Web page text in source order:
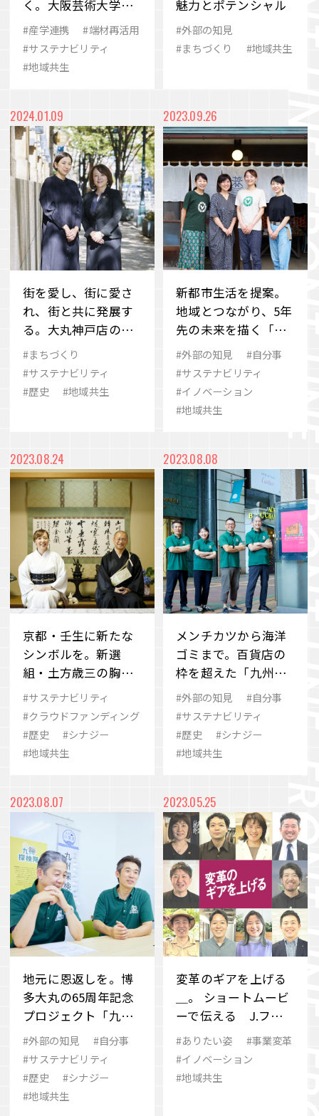
く。大阪芸術大学×
J.フロント建装のア
ップサイクルプロジ
ェクト
#産学連携
#端材再活用
#サステナビリティ
#地域共生
魅力とポテンシャル
#外部の知見
#まちづくり
#地域共生
2024.01.09
街を愛し、街に愛さ
れ、街と共に発展す
る。大丸神戸店の唯
一無二の歴史とこれ
から
#まちづくり
#サステナビリティ
#歴史
#地域共生
2023.09.26
新都市生活を提案。
地域とつながり、5年
先の未来を描く「未
来定番研究所」
#外部の知見
#自分事
#サステナビリティ
#イノベーション
#地域共生
2023.08.24
京都・壬生に新たな
シンボルを。新選
組・土方歳三の胸像
建立プロジェクトに
迫る
#サステナビリティ
#クラウドファンディング
#歴史
#シナジー
#地域共生
2023.08.08
メンチカツから海洋
ゴミまで。百貨店の
枠を超えた「九州探
検隊」の幅広い活動
を知る
#外部の知見
#自分事
#サステナビリティ
#歴史
#シナジー
#地域共生
2023.08.07
地元に恩返しを。博
多大丸の65周年記念
プロジェクト「九州
探検隊」のこれまで
とこれから
#外部の知見
#自分事
#サステナビリティ
#歴史
#シナジー
#地域共生
2023.05.25
変革のギアを上げる
＿。 ショートムービ
ーで伝える J.フロ
ント リテイリングの
「今」
#ありたい姿
#事業変革
#イノベーション
#地域共生